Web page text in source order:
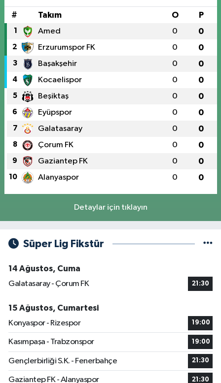
# Takım O P
1 Amed 0 0
2 Erzurumspor FK 0 0
3 Başakşehir 0 0
4 Kocaelispor 0 0
5 Beşiktaş 0 0
6 Eyüpspor 0 0
7 Galatasaray 0 0
8 Çorum FK 0 0
9 Gaziantep FK 0 0
10 Alanyaspor 0 0
Detaylar için tıklayın
Süper Lig Fikstür
14 Ağustos, Cuma
Galatasaray - Çorum FK
21:30
15 Ağustos, Cumartesi
Konyaspor - Rizespor
19:00
Kasımpaşa - Trabzonspor 19:00
Gençlerbirliği S.K. - Fenerbahçe 21:30
Gaziantep FK - Alanyaspor 21:30